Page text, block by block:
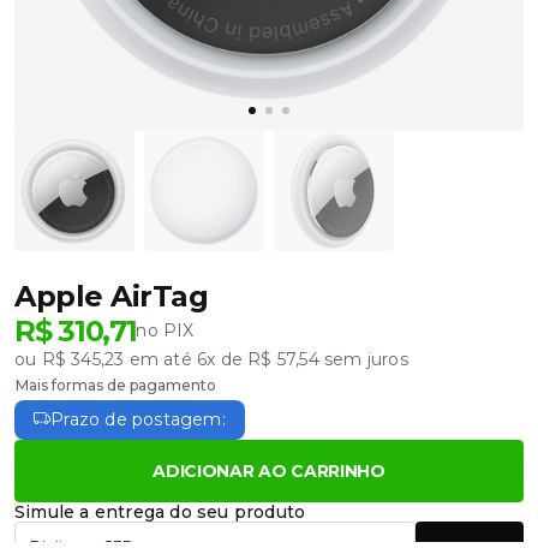
Apple AirTag
R$ 310,71no PIX
ou R$ 345,23 em até 6x de R$ 57,54 sem juros
Mais formas de pagamento
Prazo de postagem:
ADICIONAR AO CARRINHO
Simule a entrega do seu produto
Calcular